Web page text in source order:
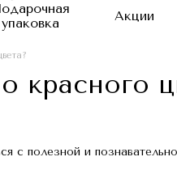
упаковка
Акции
красного
с полезной и